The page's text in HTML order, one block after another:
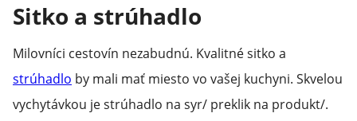
Sitko a strúhadlo
Milovníci cestovín nezabudnú. Kvalitné sitko a
strúhadlo by mali mať miesto vo vašej kuchyni. Skvelou
vychytávkou je strúhadlo na syr/ preklik na produkt/.